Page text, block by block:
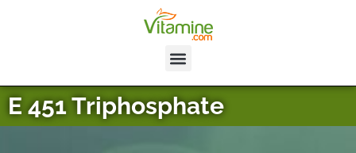
E 451 Triphosphate